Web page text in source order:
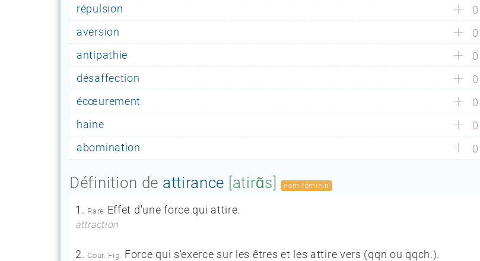
répulsion
0
aversion
0
antipathie
0
désaffection
0
écœurement
0
haine
0
abomination
0
Définition de attirance [atirɑ̃s] nom féminin
1. Rare Effet d'une force qui attire.
attraction
2. Cour. Fig. Force qui s'exerce sur les êtres et les attire vers (qqn ou qqch.).